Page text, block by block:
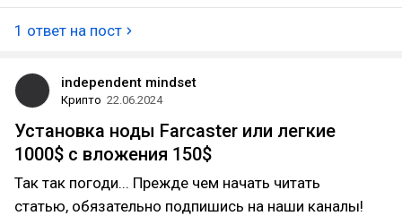
1 ответ на пост
independent mindset
Крипто 22.06.2024
Установка ноды Farcaster или легкие
1000$ с вложения 150$
Так так погоди... Прежде чем начать читать
статью, обязательно подпишись на наши каналы!